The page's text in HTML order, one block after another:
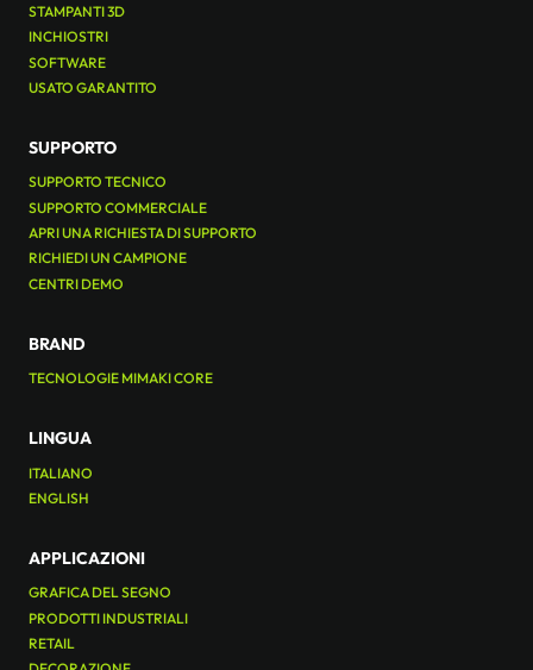
STAMPANTI 3D
INCHIOSTRI
SOFTWARE
USATO GARANTITO
SUPPORTO
SUPPORTO TECNICO
SUPPORTO COMMERCIALE
APRI UNA RICHIESTA DI SUPPORTO
RICHIEDI UN CAMPIONE
CENTRI DEMO
BRAND
TECNOLOGIE MIMAKI CORE
LINGUA
ITALIANO
ENGLISH
APPLICAZIONI
GRAFICA DEL SEGNO
PRODOTTI INDUSTRIALI
RETAIL